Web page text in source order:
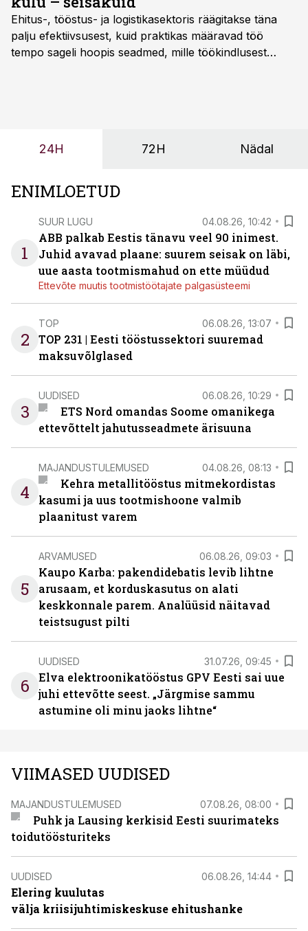
Ehitus-, tööstus- ja logistikasektoris räägitakse täna
palju efektiivsusest, kuid praktikas määravad töö
tempo sageli hoopis seadmed, mille töökindlusest
24H 72H Nädal
ENIMLOETUD
1
SUUR LUGU 04.08.26, 10:42
ABB palkab Eestis tänavu veel 90 inimest.
Juhid avavad plaane: suurem seisak on läbi,
uue aasta tootmismahud on ette müüdud
Ettevõte muutis tootmistöötajate palgasüsteemi
2
TOP 06.08.26, 13:07
TOP 231 | Eesti tööstussektori suuremad
maksuvõlglased
3
UUDISED 06.08.26, 10:29
ETS Nord omandas Soome omanikega
ettevõttelt jahutusseadmete ärisuuna
4
MAJANDUSTULEMUSED 04.08.26, 08:13
Kehra metallitööstus mitmekordistas
kasumi ja uus tootmishoone valmib
plaanitust varem
5
ARVAMUSED 06.08.26, 09:03
Kaupo Karba: pakendidebatis levib lihtne
arusaam, et korduskasutus on alati
keskkonnale parem. Analüüsid näitavad
teistsugust pilti
6
UUDISED 31.07.26, 09:45
Elva elektroonikatööstus GPV Eesti sai uue
juhi ettevõtte seest. „Järgmise sammu
astumine oli minu jaoks lihtne“
VIIMASED UUDISED
MAJANDUSTULEMUSED 07.08.26, 08:00
Puhk ja Lausing kerkisid Eesti suurimateks
toidutöösturiteks
UUDISED 06.08.26, 14:44
Elering kuulutas
välja kriisijuhtimiskeskuse ehitushanke